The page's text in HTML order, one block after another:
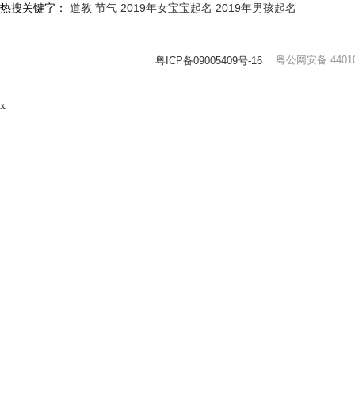
热搜关键字： 道教 节气 2019年女宝宝起名 2019年男孩起名
粤ICP备09005409号-16 粤公网安备
x